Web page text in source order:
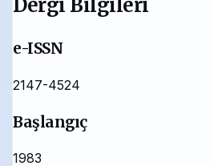
Dergi Bilgileri
e-ISSN
2147-4524
Başlangıç
1983